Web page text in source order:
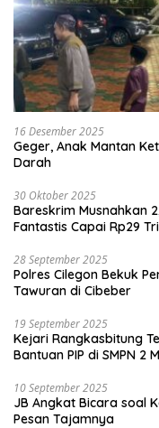
16 Desember 2025
Geger, Anak Mantan
Darah
30 Oktober 2025
Bareskrim Musnahkan
Fantastis Capai Rp29
28 September 2025
Polres Cilegon Bekuk
Tawuran di Cibeber
19 September 2025
Kejari Rangkasbitung
Bantuan PIP di SMPN 2
10 September 2025
JB Angkat Bicara soal
Pesan Tajamnya